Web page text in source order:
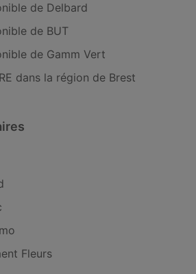
de Delbard
de BUT
de Gamm Vert
dans la région de Brest
Fleurs